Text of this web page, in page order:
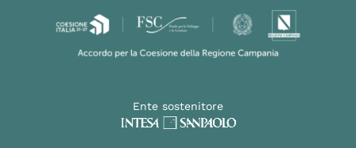
Ente sostenitore